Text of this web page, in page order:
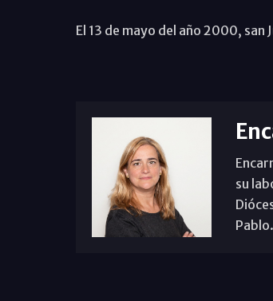
El 13 de mayo del año 2000, san
su
Pablo.